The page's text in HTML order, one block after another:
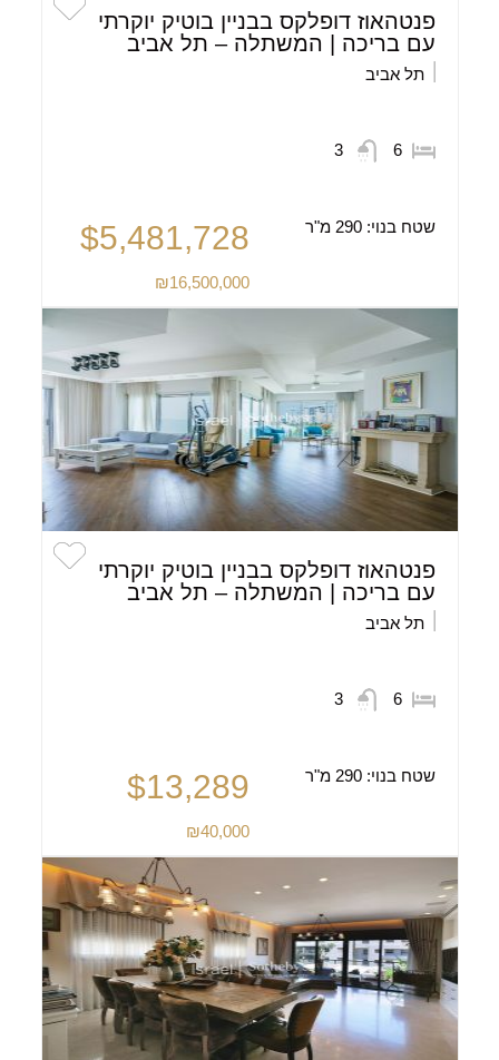
פנטהאוז דופלקס בבניין בוטיק יוקרתי
עם בריכה | המשתלה – תל אביב
תל אביב
6
3
שטח בנוי:290 מ"ר $5,481,728
₪16,500,000
פנטהאוז דופלקס בבניין בוטיק יוקרתי
עם בריכה | המשתלה – תל אביב
תל אביב
6
3
שטח בנוי:290 מ"ר $13,289
₪40,000